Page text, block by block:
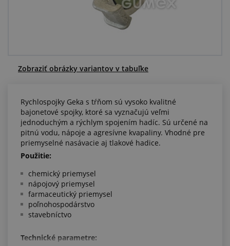
Zobraziť obrázky variantov v tabuľke
Rychlospojky Geka s tŕňom sú vysoko kvalitné
bajonetové spojky, ktoré sa vyznačujú veľmi
jednoduchým a rýchlym spojením hadíc. Sú určené na
pitnú vodu, nápoje a agresívne kvapaliny. Vhodné pre
priemyselné nasávacie aj tlakové hadice.
Použitie:
chemický priemysel
nápojový priemysel
farmaceutický priemysel
poľnohospodárstvo
stavebníctvo
Technické parametre: